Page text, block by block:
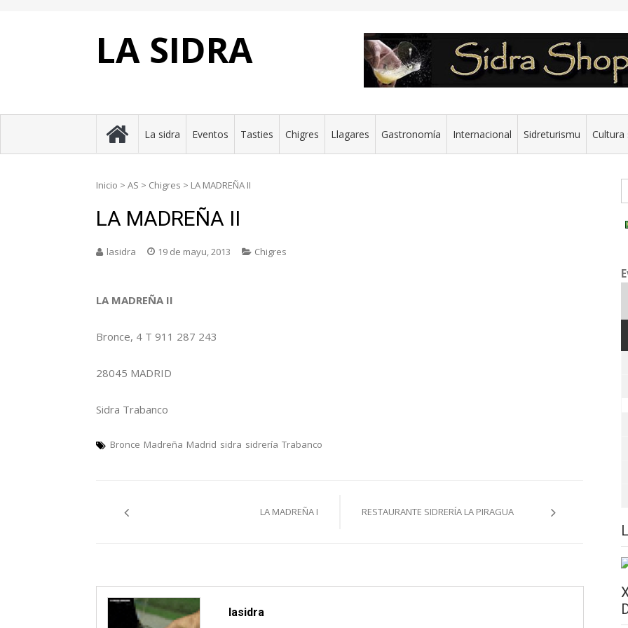
LA SIDRA
La sidra Eventos Tasties Chigres Llagares Gastronomía Internacional Sidreturismu Cultura
Inicio > AS > Chigres > LA MADREÑA II
LA MADREÑA II
lasidra 19 de mayu, 2013 Chigres
LA MADREÑA II
Bronce, 4 T 911 287 243
28045 MADRID
Sidra Trabanco
Bronce Madreña Madrid sidra sidrería Trabanco
pelos
LA MADREÑA I RESTAURANTE SIDRERÍA LA PIRAGUA
lasidra